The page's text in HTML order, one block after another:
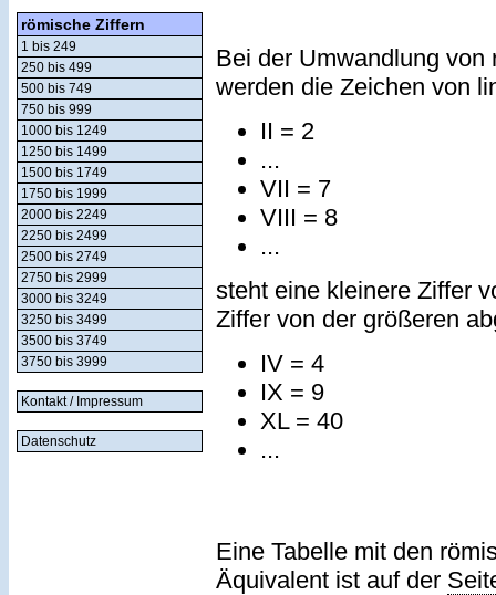
römische Ziffern
1 bis 249
250 bis 499
500 bis 749
750 bis 999
1000 bis 1249
1250 bis 1499
1500 bis 1749
1750 bis 1999
2000 bis 2249
2250 bis 2499
2500 bis 2749
2750 bis 2999
3000 bis 3249
3250 bis 3499
3500 bis 3749
3750 bis 3999
Kontakt / Impressum
Datenschutz
Bei der Umwandlung von
werden die Zeichen von
II = 2
...
VII = 7
VIII = 8
...
steht eine kleinere Ziffer
Ziffer von der größeren
IV = 4
IX = 9
XL = 40
...
Eine Tabelle mit den
Äquivalent ist auf der